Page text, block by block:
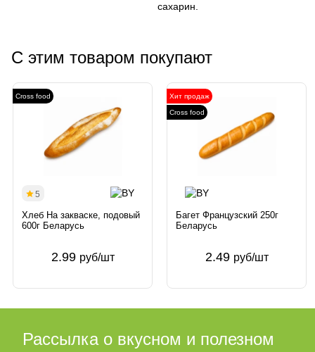
сахарин.
С этим товаром покупают
Cross food
5
Хлеб На закваске, подовый
600г Беларусь
2.99 руб/шт
Хит продаж
Cross food
Багет Французский 250г
Беларусь
2.49 руб/шт
Рассылка о вкусном и полезном